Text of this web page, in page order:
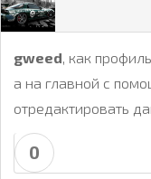
gweed, как
а на главной с
отредактировать
0